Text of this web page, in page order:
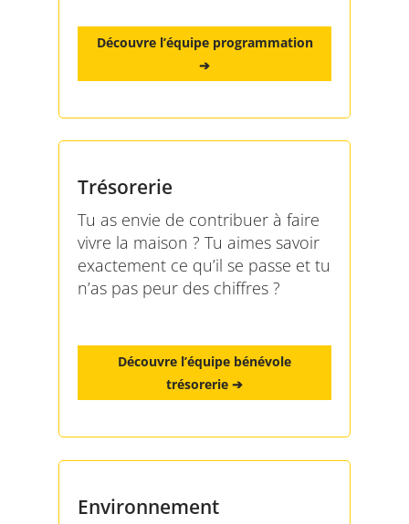
Découvre l’équipe programmation
➔
Trésorerie
Tu as envie de contribuer à faire
vivre la maison ? Tu aimes savoir
exactement ce qu’il se passe et tu
n’as pas peur des chiffres ?
Découvre l’équipe bénévole
trésorerie ➔
Environnement